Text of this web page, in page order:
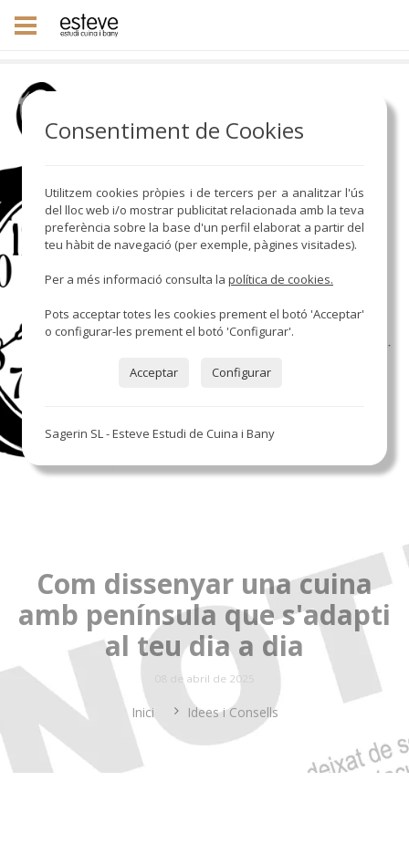
Consentiment de Cookies
Utilitzem cookies pròpies i de tercers per a analitzar l'ús
del lloc web i/o mostrar publicitat relacionada amb la teva
preferència sobre la base d'un perfil elaborat a partir del
teu hàbit de navegació (per exemple, pàgines visitades).
Per a més informació consulta la política de cookies.
Pots acceptar totes les cookies prement el botó 'Acceptar'
o configurar-les prement el botó 'Configurar'.
Acceptar Configurar
Sagerin SL - Esteve Estudi de Cuina i Bany
Com dissenyar una cuina
amb península que s'adapti
al teu dia a dia
08 de abril de 2025
Inici Idees i Consells